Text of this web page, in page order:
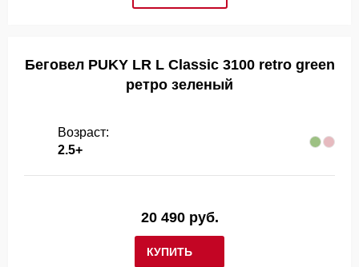
Беговел PUKY LR L Classic 3100 retro green
ретро зеленый
Возраст:
2.5+
КУПИТЬ
20 490 руб.